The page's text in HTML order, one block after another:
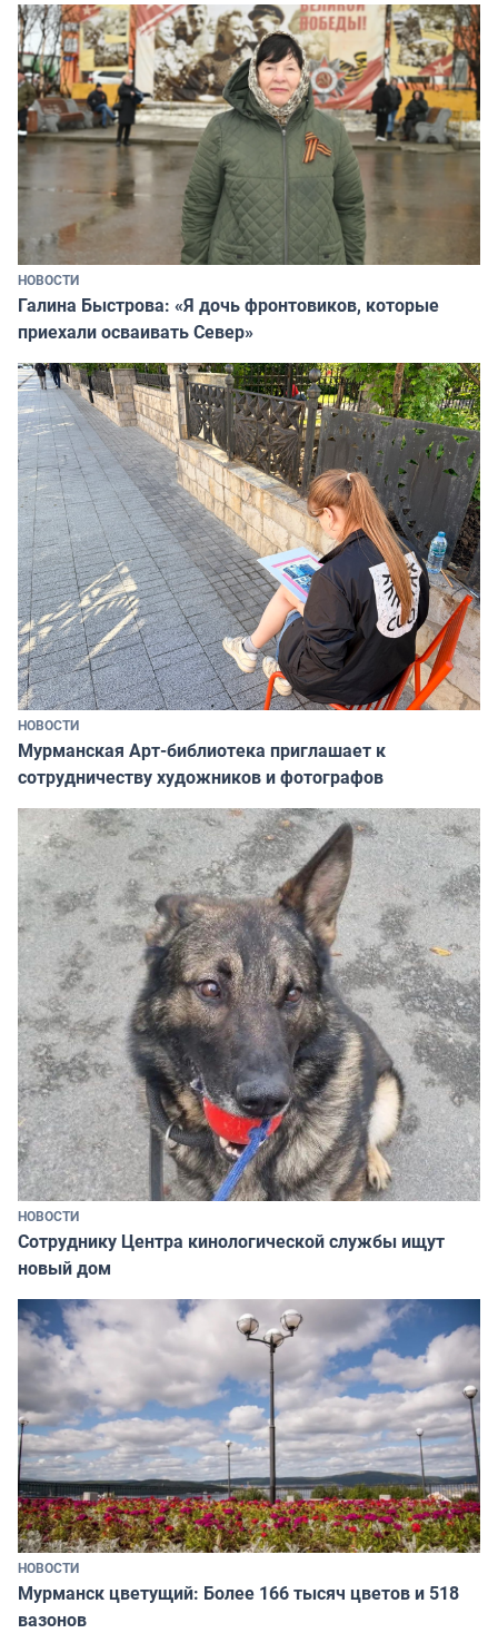
НОВОСТИ
Галина Быстрова: «Я дочь фронтовиков, которые
приехали осваивать Север»
НОВОСТИ
Мурманская Арт-библиотека приглашает к
сотрудничеству художников и фотографов
НОВОСТИ
Сотруднику Центра кинологической службы ищут
новый дом
НОВОСТИ
Мурманск цветущий: Более 166 тысяч цветов и 518
вазонов